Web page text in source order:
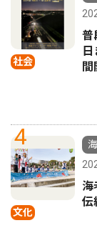
社会
普
4
文化
海
伝